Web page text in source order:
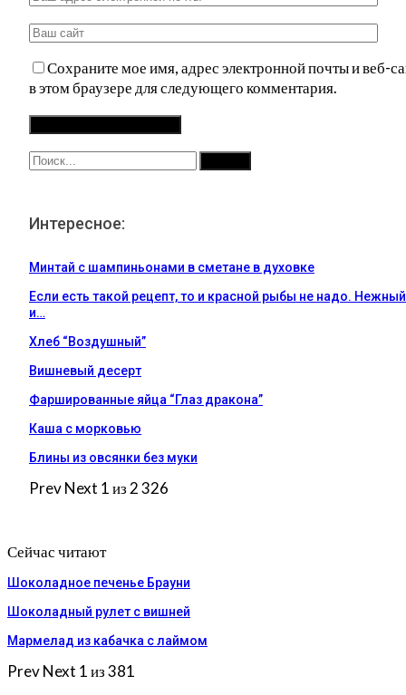
Сохраните мое имя, адрес электронной почты и веб-
в этом браузере для следующего комментария.
Интересное:
Минтай с шампиньонами в сметане в духовке
Если есть такой рецепт, то и красной рыбы не надо. Нежный
и…
Хлеб “Воздушный”
Вишневый десерт
Фаршированные яйца “Глаз дракона”
Каша с морковью
Блины из овсянки без муки
PrevNext 1 из 2 326
Сейчас читают
Шоколадное печенье Брауни
Шоколадный рулет с вишней
Мармелад из кабачка с лаймом
PrevNext 1 из 381